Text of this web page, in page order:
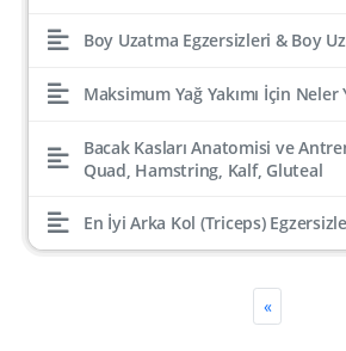
Boy Uzatma Egzersizleri & Boy
Maksimum Yağ Yakımı İçin Neler
Bacak Kasları Anatomisi ve
Quad, Hamstring, Kalf, Gluteal
En İyi Arka Kol (Triceps)
«